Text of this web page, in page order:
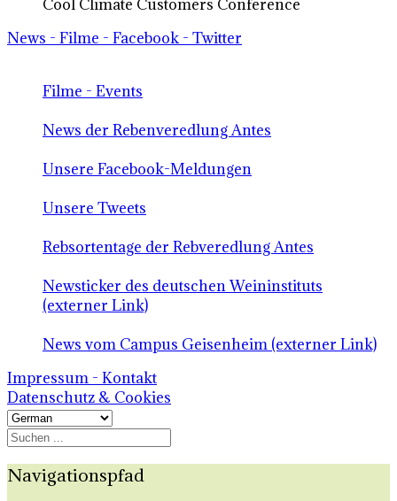
Cool Climate Customers Conference
News - Filme - Facebook - Twitter
Filme - Events
News der Rebenveredlung Antes
Unsere Facebook-Meldungen
Unsere Tweets
Rebsortentage der Rebveredlung Antes
Newsticker des deutschen Weininstituts
(externer Link)
News vom Campus Geisenheim (externer Link)
Impressum - Kontakt
Datenschutz & Cookies
Navigationspfad